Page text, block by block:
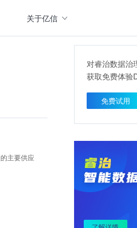
源，了解数据来龙去脉
数据
提供
据管理摸清家底，以资产编目盘点数据资产，提供数
系建设方案
库及商业智能方案
采集补录、数据ETL建模、数据实时存储、数据分析
体化数据中心建设方案
据存储、数据集成、数据交换、数据共享等方面，
关于亿信
主要供应
对睿治数据治
获取免费体验
免费试用